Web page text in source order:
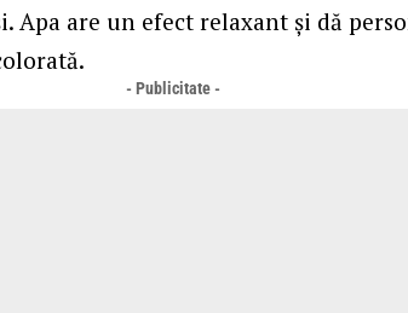
Apa are un efect relaxant și dă
- Publicitate -